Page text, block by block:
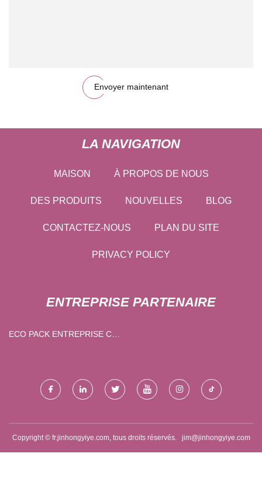
Envoyer maintenant
LA NAVIGATION
MAISON À PROPOS DE NOUS
DES PRODUITS NOUVELLES BLOG
CONTACTEZ-NOUS PLAN DU SITE
PRIVACY POLICY
ENTREPRISE PARTENAIRE
ECO PACK ENTREPRISE CO.,
Copyright © fr.jinhongyiye.com, tous droits réservés. jim@jinhongyiye.com